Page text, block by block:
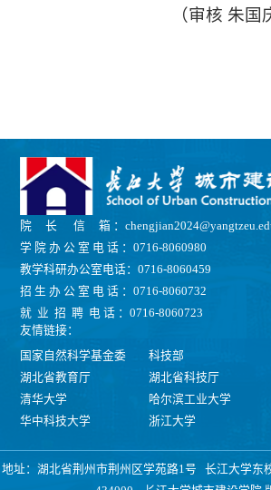
（审核 朱国
院 长 信 箱 ：
学 院 办 公 室 电 话 ：0716-8060980
教学科研办公室电话：0716-8060459
招 生 办 公 室 电 话 ：0716-8060732
就 业 招 聘 电 话 ：0716-8060723
友情链接：
国家自然科学基金委
科技部
湖北省教育厅
湖北省科技厅
清华大学
哈尔滨工业大学
华中科技大学
浙江大学
地址：湖北省荆州市荆州区学苑路1号 长江大学东